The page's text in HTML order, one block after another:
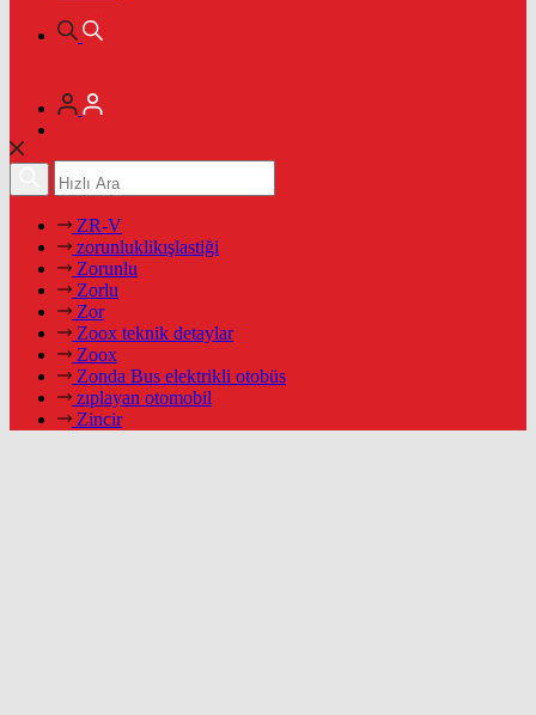
ZR-V
zorunluklikışlastiği
Zorunlu
Zorlu
Zor
Zoox teknik detaylar
Zoox
Zonda Bus elektrikli otobüs
zıplayan otomobil
Zincir